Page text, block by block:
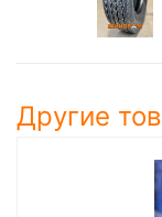
Другие